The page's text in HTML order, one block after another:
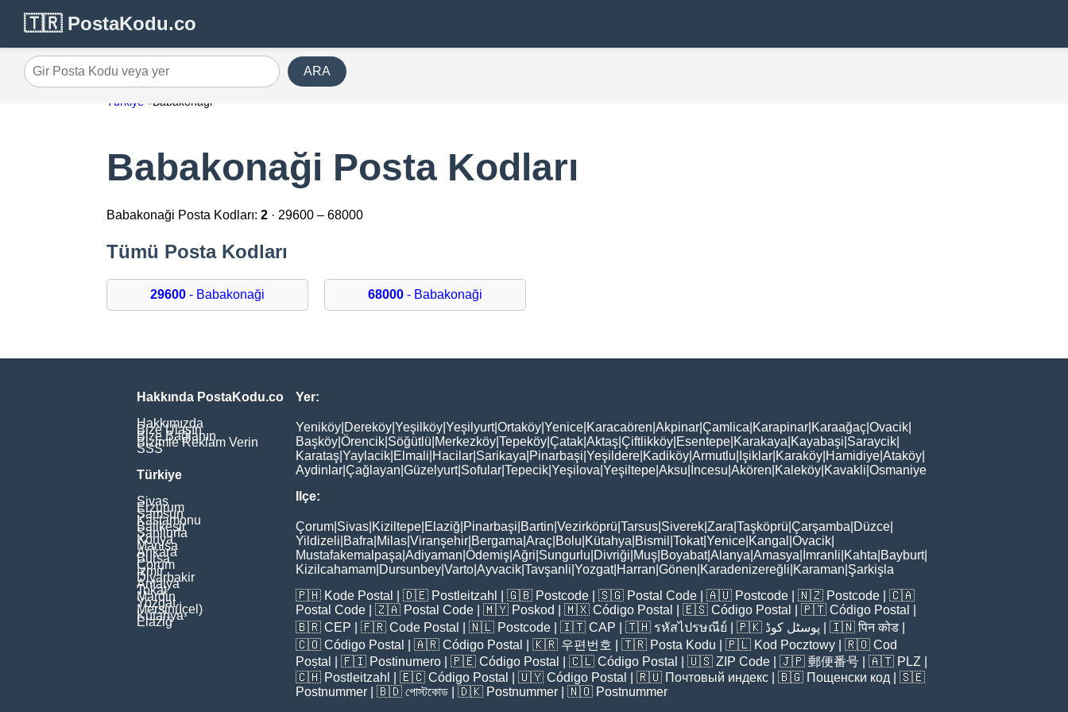
🇹🇷 PostaKodu.co
Gir Posta Kodu veya yer ARA
Türkiye Babakonaği
Babakonaği Posta Kodları
Babakonaği Posta Kodları:2 · 29600 – 68000
Tümü Posta Kodları
29600 - Babakonaği 68000 - Babakonaği
Hakkında PostaKodu.co
Hakkımızda
Bize Ulaşın
Bize Bağlanın
Bizimle Reklam Verin
SSS
Türkiye
Sivas
Erzurum
Samsun
Kastamonu
Balikesir
Şanliurfa
Konya
Manisa
Ankara
Bursa
Çorum
İzmir
Diyarbakir
Antalya
Tokat
Mardin
Yozgat
Mersin(İçel)
Kütahya
Elaziğ
Yer:
Yeniköy Dereköy Yeşilköy Yeşilyurt|Ortaköy Yenice Karacaören Akpinar Çamlica Karapinar Karaağaç Ovacik
Başköy Örencik Söğütlü Merkezköy Tepeköy Çatak Aktaş Çiftlikköy Esentepe Karakaya Kayabaşi Saraycik
Karataş Yaylacik Elmali Hacilar Sarikaya Pinarbaşi Yeşildere Kadiköy Armutlu Işiklar Karaköy Hamidiye Ataköy
Aydinlar Çağlayan Güzelyurt| Sofular Tepecik Yeşilova Yeşiltepe Aksu İncesu Akören Kaleköy Kavakli Osmaniye
Ilçe:
Çorum Sivas Kiziltepe Elaziğ Pinarbaşi Bartin Vezirköprü Tarsus Siverek Zara Taşköprü Çarşamba Düzce
Yildizeli Bafra Milas Viranşehir Bergama Araç Bolu Kütahya Bismil Tokat|Yenice Kangal Ovacik
Mustafakemalpaşa Adiyaman Ödemiş Ağri Sungurlu Divriği Muş Boyabat|Alanya Amasya İmranli Kahta Bayburt|
Kizilcahamam Dursunbey Varto Ayvacik Tavşanli Yozgat| Harran Gönen Karadenizereğli Karaman Şarkişla
🇵🇭 Kode Postal | 🇩🇪 Postleitzahl | 🇬🇧 Postcode | 🇸🇬 Postal Code | 🇦🇺 Postcode | 🇳🇿 Postcode | 🇨🇦
Postal Code | 🇿🇦 Postal Code | 🇲🇾 Poskod | 🇲🇽 Código Postal | 🇪🇸 Código Postal | 🇵🇹 Código Postal
🇧🇷 CEP | 🇫🇷 Code Postal | 🇳🇱 Postcode | 🇮🇹 CAP | 🇹🇭 รหัสไปรษณีย์ | 🇵🇰 پوسٹل کوڈ | 🇮🇳पिन कोड
🇨🇴 Código Postal | 🇦🇷 Código Postal | 🇰🇷 우편번호 | 🇹🇷 Posta Kodu | 🇵🇱 Kod Pocztowy | 🇷🇴 Cod
Poștal
| 🇫🇮 Postinumero | 🇵🇪 Código Postal | 🇨🇱 Código Postal | 🇺🇸 ZIP Code | 🇯🇵 郵便番号 | 🇦🇹 PLZ
🇨🇭 Postleitzahl | 🇪🇨 Código Postal | 🇺🇾 Código Postal | 🇷🇺 Почтовый индекс | 🇧🇬 Пощенски код | 🇸🇪
Postnummer | 🇧🇩 পোস্টকোড | 🇩🇰 Postnummer | 🇳🇴 Postnummer